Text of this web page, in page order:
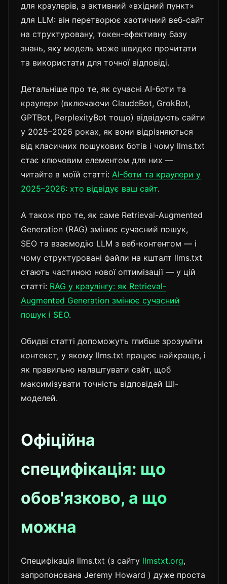
для краулерів, а активний «вхідний пункт»
для LLM: він перетворює хаотичний веб-сайт
на структуровану, токен-ефективну базу
знань, яку модель може швидко прочитати
та використати для точної відповіді.
Детальніше про те, як сучасні AI-боти та
краулери (включаючи ClaudeBot, GrokBot,
GPTBot, PerplexityBot тощо) відвідують сайти
у 2025–2026 роках, як вони відрізняються
від класичних пошукових ботів і чому llms.txt
стає ключовим елементом для них —
читайте в моїй статті: AI-боти та краулери у
2025–2026: хто відвідує ваш сайт.
А також про те, як саме Retrieval-Augmented
Generation (RAG) змінює сучасний пошук,
SEO та взаємодію LLM з веб-контентом — і
чому структуровані файли на кшталт llms.txt
стають частиною нової оптимізації — у цій
статті: RAG у краулінгу: як Retrieval-
Augmented Generation змінює сучасний
пошук і SEO.
Обидві статті допоможуть глибше зрозуміти
контекст, у якому llms.txt працює найкраще, і
як правильно налаштувати сайт, щоб
максимізувати точність відповідей ШІ-
моделей.
Офіційна
специфікація: що
обов'язково, а що
можна
Специфікація llms.txt (з сайту llmstxt.org,
запропонована Jeremy Howard ) дуже проста